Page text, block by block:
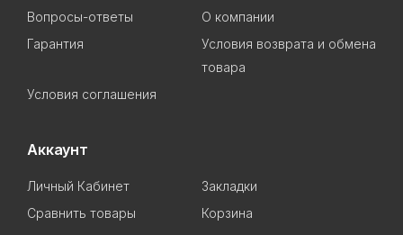
Вопросы-ответы
О компании
Гарантия
Условия возврата и обмена
товара
Условия соглашения
Аккаунт
Личный Кабинет
Закладки
Сравнить товары
Корзина